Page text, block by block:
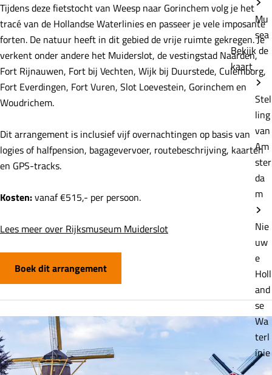
Mu
sea
Bekijk de
kaart
Stel
ling
van
Am
ster
da
m
Nie
uw
e
Holl
and
se
Wa
terl
inie
Tijdens deze fietstocht van Weesp naar Gorinchem volg je het
tracé van de Hollandse Waterlinies en passeer je vele imposante
forten. De natuur heeft in dit gebied de vrije ruimte gekregen. Je
verkent onder andere het Muiderslot, de vestingstad Naarden,
Fort Rijnauwen, Fort bij Vechten, Wijk bij Duurstede, Culemborg,
Fort Everdingen, Fort Vuren, Slot Loevestein, Gorinchem en
Woudrichem.
Dit arrangement is inclusief vijf overnachtingen op basis van
logies of halfpension, bagagevervoer, routebeschrijving, kaarten
en GPS-tracks.
Kosten:vanaf €515,- per persoon.
Lees meer over Rijksmuseum Muiderslot
Boek dit arrangement